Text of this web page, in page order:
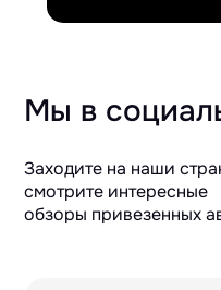
Мы в
Заходите на наши
смотрите интересные
обзоры привезенных